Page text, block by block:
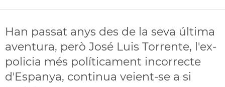
Han passat anys des de la seva última
aventura, però José Luis Torrente, l'ex-
policia més políticament incorrecte
d'Espanya, continua veient-se a si